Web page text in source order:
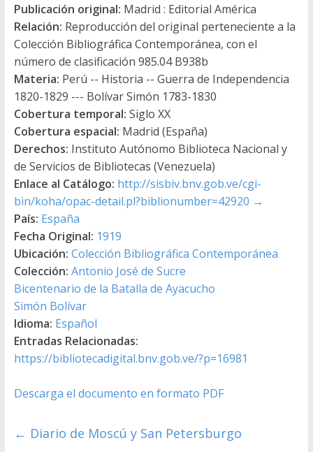
Publicación original: Madrid : Editorial América
Relación: Reproducción del original perteneciente a la
Colección Bibliográfica Contemporánea, con el
número de clasificación 985.04 B938b
Materia: Perú -- Historia -- Guerra de Independencia
1820-1829 --- Bolívar Simón 1783-1830
Cobertura temporal: Siglo XX
Cobertura espacial: Madrid (España)
Derechos: Instituto Autónomo Biblioteca Nacional y
de Servicios de Bibliotecas (Venezuela)
Enlace al Catálogo: http://sisbiv.bnv.gob.ve/cgi-
bin/koha/opac-detail.pl?biblionumber=42920 →
País: España
Fecha Original: 1919
Ubicación: Colección Bibliográfica Contemporánea
Colección: Antonio José de Sucre
Bicentenario de la Batalla de Ayacucho
Simón Bolívar
Idioma: Español
Entradas Relacionadas:
https://bibliotecadigital.bnv.gob.ve/?p=16981
Descarga el documento en formato PDF
← Diario de Moscú y San Petersburgo